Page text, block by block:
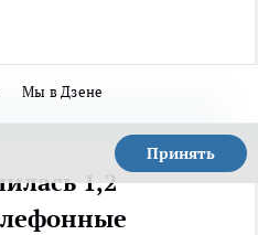
Мы в Дзене
Принять
1,2